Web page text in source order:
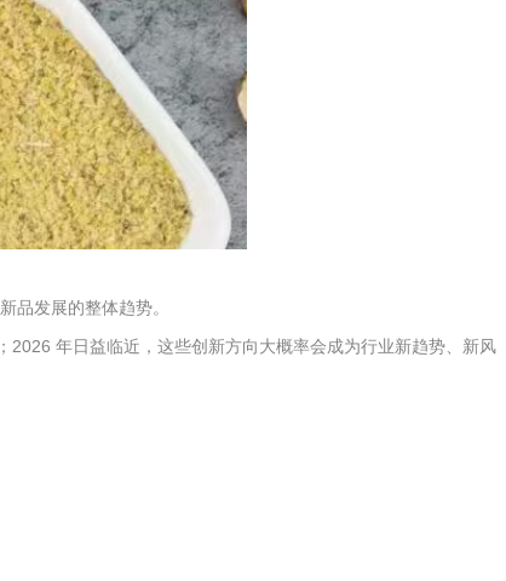
品发展的整体趋势。
年日益临近，这些创新方向大概率会成为行业新趋势、新风